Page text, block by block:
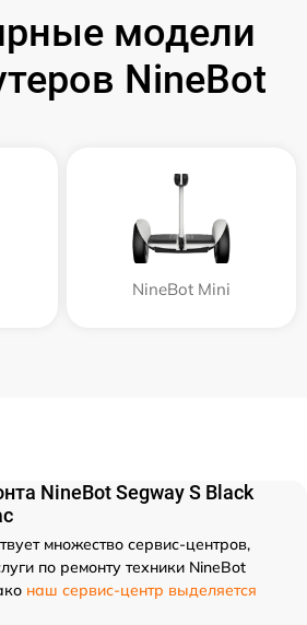
модели
NineBot
NineBot Mini
NineBot Segway S Black
множество сервис-центров,
по ремонту техники NineBot
наш сервис-центр выделяется